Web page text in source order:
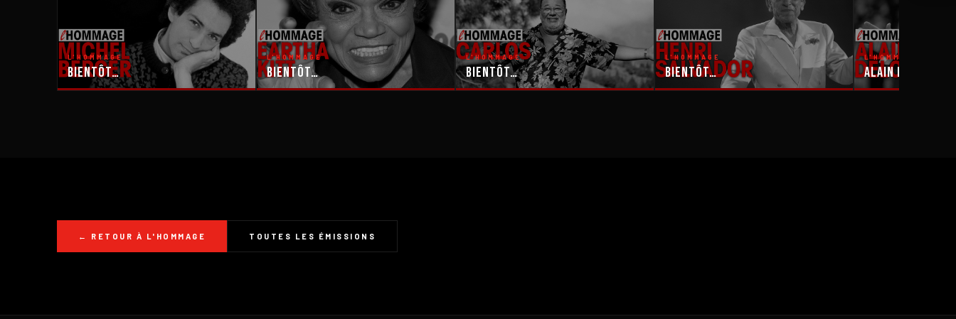
L'HOMMAGE
Bientôt…
L'HOMMAGE
Bientôt…
L'HOMMAGE
Bientôt…
L'HOMMAGE
Bientôt…
L'HOMMAGE
Alain Delon
← RETOUR À L'HOMMAGE TOUTES LES ÉMISSIONS